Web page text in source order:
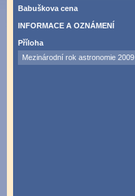
Babuškova cena
INFORMACE A OZNÁMENÍ
Příloha
Mezinárodní rok astronomie 2009